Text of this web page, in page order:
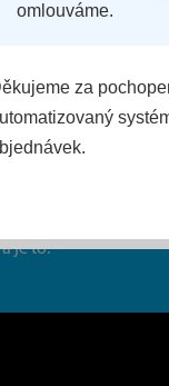
jako
akce a jedinečné
je to.
omlouváme.
za